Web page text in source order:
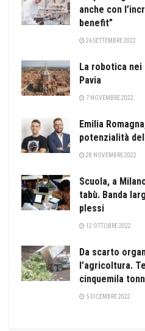
anche con
benefit”
26 SETTEMBRE 2022
La robotica
Pavia
7 NOVEMBRE 2022
Emilia
potenzialità
28 NOVEMBRE 2022
Scuola, a
tabù. Banda
plessi
12 OTTOBRE 2022
Da scarto
l’agricoltura.
cinquemila
5 DICEMBRE 2022